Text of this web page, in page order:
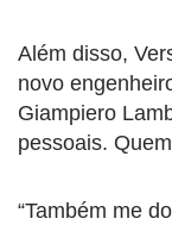
Além disso,
novo
Giampiero
pessoais.
“Também me